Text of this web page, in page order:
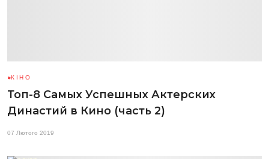
КІНО
Топ-8 Самых Успешных Актерских
Династий в Кино (часть 2)
07 Лютого 2019